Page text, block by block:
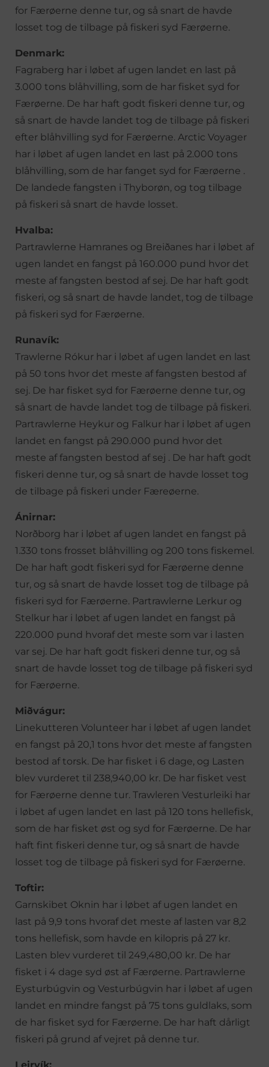
for Færøerne denne tur, og så snart de havde
losset tog de tilbage på fiskeri syd Færøerne.
Denmark:
Fagraberg har i løbet af ugen landet en last på
3.000 tons blåhvilling, som de har fisket syd for
Færøerne. De har haft godt fiskeri denne tur, og
så snart de havde landet tog de tilbage på fiskeri
efter blåhvilling syd for Færøerne. Arctic Voyager
har i løbet af ugen landet en last på 2.000 tons
blåhvilling, som de har fanget syd for Færøerne .
De landede fangsten i Thyborøn, og tog tilbage
på fiskeri så snart de havde losset.
Hvalba:
Partrawlerne Hamranes og Breiðanes har i løbet af
ugen landet en fangst på 160.000 pund hvor det
meste af fangsten bestod af sej. De har haft godt
fiskeri, og så snart de havde landet, tog de tilbage
på fiskeri syd for Færøerne.
Runavík:
Trawlerne Rókur har i løbet af ugen landet en last
på 50 tons hvor det meste af fangsten bestod af
sej. De har fisket syd for Færøerne denne tur, og
så snart de havde landet tog de tilbage på fiskeri.
Partrawlerne Heykur og Falkur har i løbet af ugen
landet en fangst på 290.000 pund hvor det
meste af fangsten bestod af sej . De har haft godt
fiskeri denne tur, og så snart de havde losset tog
de tilbage på fiskeri under Færeøerne.
Ánirnar:
Norðborg har i løbet af ugen landet en fangst på
1.330 tons frosset blåhvilling og 200 tons fiskemel.
De har haft godt fiskeri syd for Færøerne denne
tur, og så snart de havde losset tog de tilbage på
fiskeri syd for Færøerne. Partrawlerne Lerkur og
Stelkur har i løbet af ugen landet en fangst på
220.000 pund hvoraf det meste som var i lasten
var sej. De har haft godt fiskeri denne tur, og så
snart de havde losset tog de tilbage på fiskeri syd
for Færøerne.
Miðvágur:
Linekutteren Volunteer har i løbet af ugen landet
en fangst på 20,1 tons hvor det meste af fangsten
bestod af torsk. De har fisket i 6 dage, og Lasten
blev vurderet til 238,940,00 kr. De har fisket vest
for Færøerne denne tur. Trawleren Vesturleiki har
i løbet af ugen landet en last på 120 tons hellefisk,
som de har fisket øst og syd for Færøerne. De har
haft fint fiskeri denne tur, og så snart de havde
losset tog de tilbage på fiskeri syd for Færøerne.
Toftir:
Garnskibet Oknin har i løbet af ugen landet en
last på 9,9 tons hvoraf det meste af lasten var 8,2
tons hellefisk, som havde en kilopris på 27 kr.
Lasten blev vurderet til 249,480,00 kr. De har
fisket i 4 dage syd øst af Færøerne. Partrawlerne
Eysturbúgvin og Vesturbúgvin har i løbet af ugen
landet en mindre fangst på 75 tons guldlaks, som
de har fisket syd for Færøerne. De har haft dårligt
fiskeri på grund af vejret på denne tur.